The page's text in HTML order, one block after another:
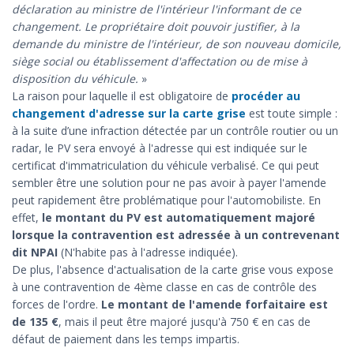
déclaration au ministre de l'intérieur l'informant de ce
changement. Le propriétaire doit pouvoir justifier, à la
demande du ministre de l'intérieur, de son nouveau domicile,
siège social ou établissement d'affectation ou de mise à
disposition du véhicule. »
La raison pour laquelle il est obligatoire de procéder au
changement d'adresse sur la carte grise est toute simple :
à la suite d’une infraction détectée par un contrôle routier ou un
radar, le PV sera envoyé à l'adresse qui est indiquée sur le
certificat d'immatriculation du véhicule verbalisé. Ce qui peut
sembler être une solution pour ne pas avoir à payer l'amende
peut rapidement être problématique pour l'automobiliste. En
effet, le montant du PV est automatiquement majoré
lorsque la contravention est adressée à un contrevenant
dit NPAI (N'habite pas à l'adresse indiquée).
De plus, l'absence d'actualisation de la carte grise vous expose
à une contravention de 4ème classe en cas de contrôle des
forces de l'ordre. Le montant de l'amende forfaitaire est
de 135 €, mais il peut être majoré jusqu'à 750 € en cas de
défaut de paiement dans les temps impartis.